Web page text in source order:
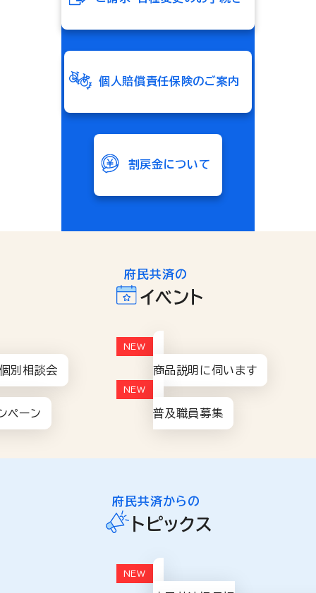
個人賠償責任保険のご案内
割戻金について
府民共済の
イベント
別相談会 商品説明に伺います
ペーン 普及職員募集
府民共済からの
トピックス